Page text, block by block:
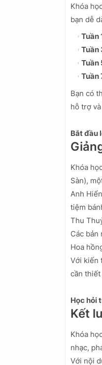
Khóa
bạn dễ
Tuần
Tuần
Tuần
Tuần
Bạn có
hỗ trợ
Bắt đầu
Khóa
Sàn),
Anh
tiệm
Thu
Các bản
Hoa
Với kiến
cần thiết
Học hỏi
Kết
Khóa
nhạc,
Với nội